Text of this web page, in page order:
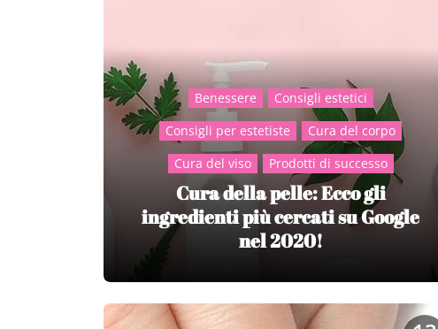
Benessere
Consigli estetici
Consigli per estetiste
Cura del corpo
Cura del viso
Prodotti di successo
Cura della pelle: Ecco gli
ingredienti più cercati su Google
nel 2020!